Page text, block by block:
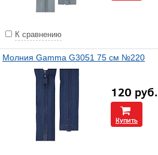
К сравнению
Молния Gamma G3051 75 см №220
120 руб.
Купить